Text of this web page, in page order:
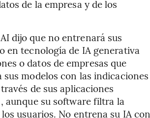
de la empresa y de los
dijo que no entrenará sus
en tecnología de IA generativa
o datos de empresas que
modelos con las indicaciones
de sus aplicaciones
aunque su software filtra la
usuarios. No entrena su IA con